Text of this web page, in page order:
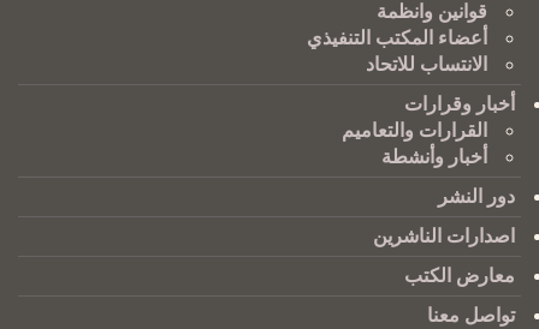
قوانين وانظمة
أعضاء المكتب التنفيذي
الانتساب للاتحاد
أخبار وقرارات
القرارات والتعاميم
أخبار وأنشطة
دور النشر
اصدارات الناشرين
معارض الكتب
تواصل معنا